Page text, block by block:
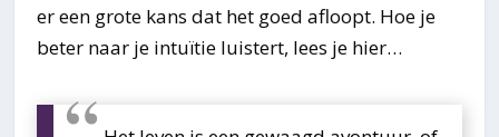
er een grote kans dat het goed afloopt. Hoe je
beter naar je intuïtie luistert, lees je hier…